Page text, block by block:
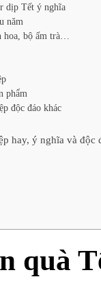
dịp Tết ý nghĩa
năm
hoa, bộ ấm trà…
phẩm
độc đáo khác
hay, ý nghĩa và độc
quà